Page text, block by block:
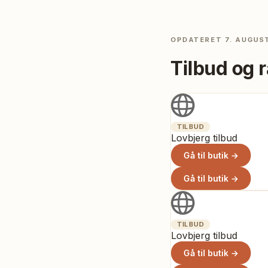
OPDATERET 7.
Tilbud og
TILBUD
Lovbjerg tilbud
Gå til butik →
Gå til butik →
TILBUD
Lovbjerg tilbud
Gå til butik →